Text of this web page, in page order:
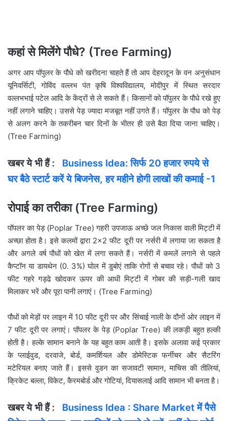
कहां से मिलेंगे पौधे? (Tree Farming)
अगर आप पॉपुलर के पौधे को खरीदना चाहते हैं तो आप देहरादून के वन अनुसंधान
यूनिवर्सिटी, गोविंद वल्लभ पंत कृषि विश्वविद्यालय, मोदीपुर में स्थित सरदार
वल्लभभाई पटेल आदि के केंद्रों से ले सकते हैं। किसानों को पॉपुलर के पौधे रखे हुए
नहीं लगाने चाहिए। उससे पेड़ ज्यादा मजबूत नहीं उगते हैं। पॉपुलर के पौध को पेड़
से अलग करने के तकरीबन चार दिनों के भीतर ही उसे बैठा दिया जाना चाहिए।
(Tree Farming)
खबर ये भी हैं : Business Idea: सिर्फ 20 हजार रुपये से
घर बैठे स्‍टार्ट करें ये बिजनेस, हर महीने होगी लाखों की कमाई -1
रोपाई का तरीका (Tree Farming)
पॉपलर का पेड़ (Poplar Tree) गहरी उपजाऊ अच्छे जल निकास वाली मिट्टी में
अच्छा होता है। इसे कलमों द्वारा 2×2 फीट दूरी पर नर्सरी में लगाया जा सकता है
और अगले वर्ष पौधों को खेत में लगा सकते हैं। नर्सरी में कमलें लगाने से पहले
कैप्टॉन या डायथेन (0. 3%) घोल में डुबोएं ताकि रोगों से बचाव रहे। पौधों को 3
फीट गहरे गड्ढे खोदकर ऊपर की आधी मिट्टी में गोबर की सड़ी-गली खाद
मिलाकर भरें और पूरा पानी लगाएं। (Tree Farming)
पौधों को मेड़ों पर लाइन में 10 फीट दूरी पर और सिंचाई नाली के दौनों ओर लाइन में
7 फीट दूरी पर लगाएं। पॉपलर के पेड़ (Poplar Tree) की लकड़ी बहुत हल्की
होती है। हल्के सामान बनाने के यह बहुत काम आती है। इसके अलावा कई प्रकार
के प्लाईवुड, दरवाजे, बोर्ड, कमर्शियल और डोमेस्टिक फर्नीचर और सैटरिंग
मटेरियल बनाए जाते हैं। इससे वुडन का सजावटी सामान, माचिस की तीलियां,
क्रिकेट बल्ला, विकेट, कैरमबोर्ड और गोटियां, दियासलाई आदि सामान भी बनता है।
खबर ये भी हैं : Business Idea : Share Market में पैसे